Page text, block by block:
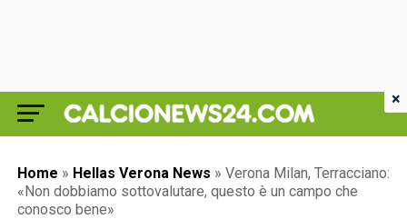
Home » Hellas Verona News » Verona Milan, Terracciano:
«Non dobbiamo sottovalutare, questo è un campo che
conosco bene»
×